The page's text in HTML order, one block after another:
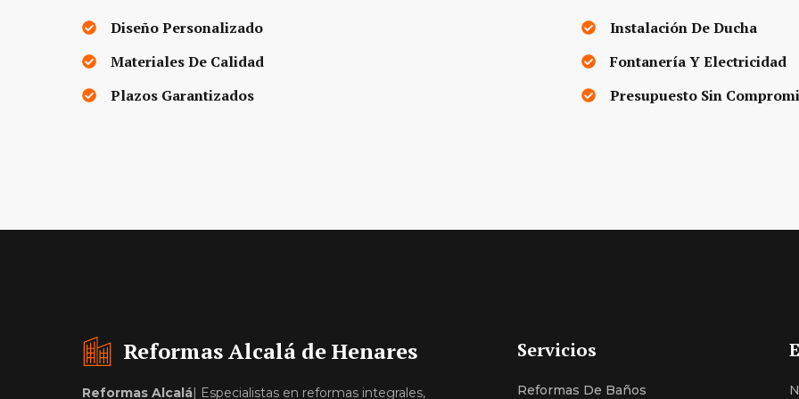
Diseño Personalizado
Materiales De Calidad
Plazos Garantizados
Instalación De Ducha
Fontanería Y Electricidad
Presupuesto Sin
Reformas Alcalá de Henares
Reformas Alcalá| Especialistas en reformas integrales,
Servicios
Reformas De Baños